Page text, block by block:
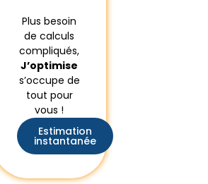
Plus besoin
de calculs
compliqués,
J’optimise
s’occupe de
tout pour
vous !
Estimation
instantanée